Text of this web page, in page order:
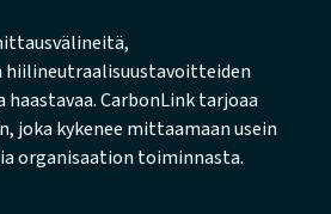
hiilineutraalisuustavoitteiden
CarbonLink tarjoaa
joka kykenee mittaamaan usein
organisaation toiminnasta.